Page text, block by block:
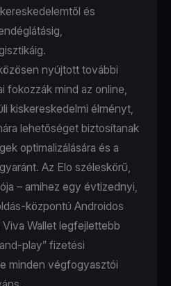
és
nyújtott további
fokozzák mind az online,
kiskereskedelmi élményt,
lehetőséget biztosítanak
optimalizálására és a
Az Elo széleskörű,
– amihez egy évtizednyi,
központú Androidos
Wallet legfejlettebb
play” fizetési
minden végfogyasztói